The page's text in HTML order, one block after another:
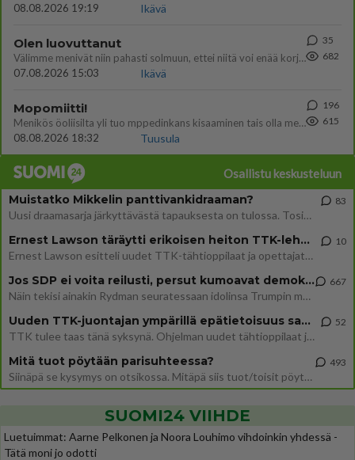
08.08.2026 19:19
Ikävä
Olen luovuttanut
Välimme menivät niin pahasti solmuun, ettei niitä voi enää korjata. On aika jatkaa elämässä eteenpäin. Toivon sulle kaik
07.08.2026 15:03
Ikävä
35
682
Mopomiitti!
Menikös öoliisilta yli tuo mppedinkans kisaaminen tais olla melkoinen riski vahigoittaa tarpeettomasti jopa kuolla tuoss
08.08.2026 18:32
Tuusula
196
615
Osallistu keskusteluun
Muistatko Mikkelin panttivankidraaman?
Uusi draamasarja järkyttävästä tapauksesta on tulossa. Tositapahtumiin perustuva sarja ammentaa vuoden 1986 Mikkelin pan
83
Ernest Lawson täräytti erikoisen heiton TTK-lehdistötilaisuudessa: " Onko tässä tarkoituksena...?"
Ernest Lawson esitteli uudet TTK-tähtioppilaat ja opettajat torstaina 6.8. lehdistölle. Tulevalla kaudella on yksi hausk
10
Jos SDP ei voita reilusti, persut kumoavat demokratian Suomesta
Näin tekisi ainakin Rydman seuratessaan idolinsa Trumpin mallia https://www.is.fi/politiikka/art-2000012187244.html
667
Uuden TTK-juontajan ympärillä epätietoisuus sakenee - Nyt MTV hämmentää soppaa
TTK tulee taas tänä syksynä. Ohjelman uudet tähtioppilaat julkistetaan torstaina 6. elokuuta klo 14 alkavassa lehdistö
52
Mitä tuot pöytään parisuhteessa?
Siinäpä se kysymys on otsikossa. Mitäpä siis tuot/toisit pöytään parisuhteessa? Oletko mies vai nainen? Koetko sen mitä
493
SUOMI24 VIIHDE
Luetuimmat: Aarne Pelkonen ja Noora Louhimo vihdoinkin yhdessä -
Tätä moni jo odotti